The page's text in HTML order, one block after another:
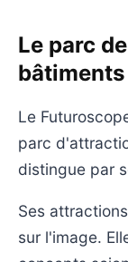
Le parc
Le
parc
distingue par
Ses
sur l'image.